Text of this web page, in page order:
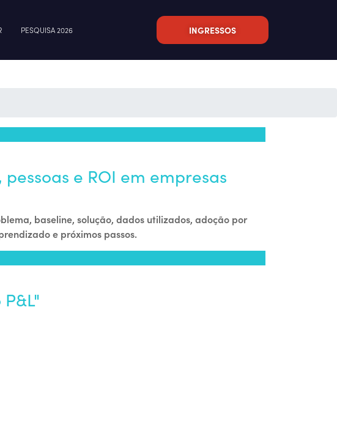
PESQUISA 2026 INGRESSOS
e ROI em empresas
baseline, solução, dados utilizados, adoção por
e próximos passos.